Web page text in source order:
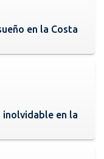
en la Costa
inolvidable en la